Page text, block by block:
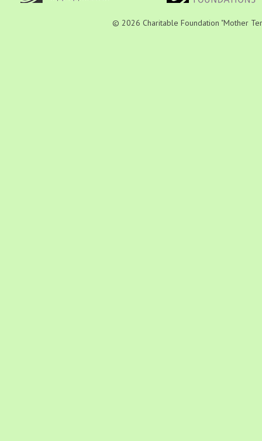
© 2026 Charitable Foundation "Mother